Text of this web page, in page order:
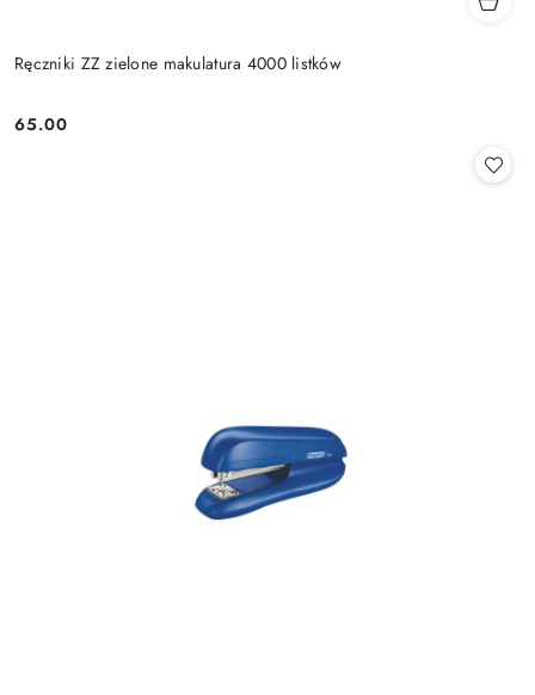
Ręczniki ZZ zielone makulatura 4000 listków
Cena:
65.00